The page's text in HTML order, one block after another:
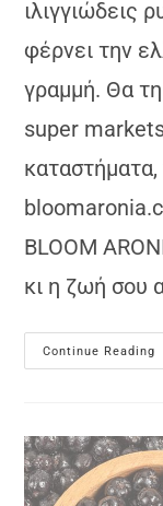
ιλιγγιώδεις
φέρνει την
γραμμή. Θα
super
BLOOM
κι η ζωή σου
Continue Reading